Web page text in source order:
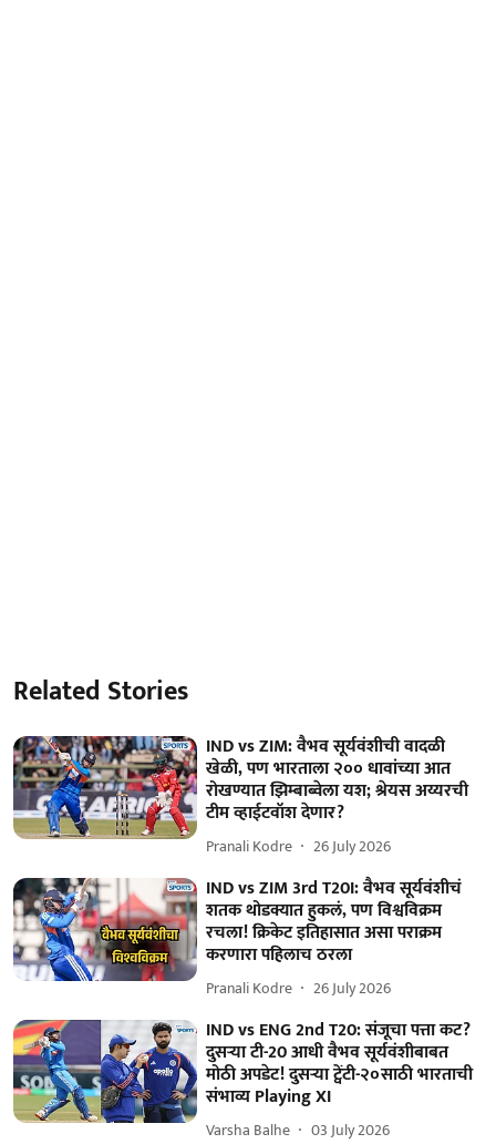
Related Stories
IND vs ZIM: वैभव सूर्यवंशीची वादळी
खेळी, पण भारताला २०० धावांच्या आत
रोखण्यात झिम्बाब्वेला यश; श्रेयस अय्यरची
टीम व्हाईटवॉश देणार?
Pranali Kodre 26 July 2026
IND vs ZIM 3rd T20I: वैभव सूर्यवंशीचं
शतक थोडक्यात हुकलं, पण विश्वविक्रम
रचला! क्रिकेट इतिहासात असा पराक्रम
करणारा पहिलाच ठरला
Pranali Kodre 26 July 2026
IND vs ENG 2nd T20: संजूचा पत्ता कट?
दुसऱ्या टी-20 आधी वैभव सूर्यवंशीबाबत
मोठी अपडेट! दुसऱ्या ट्वेंटी-२०साठी भारताची
संभाव्य Playing XI
Varsha Balhe 03 July 2026